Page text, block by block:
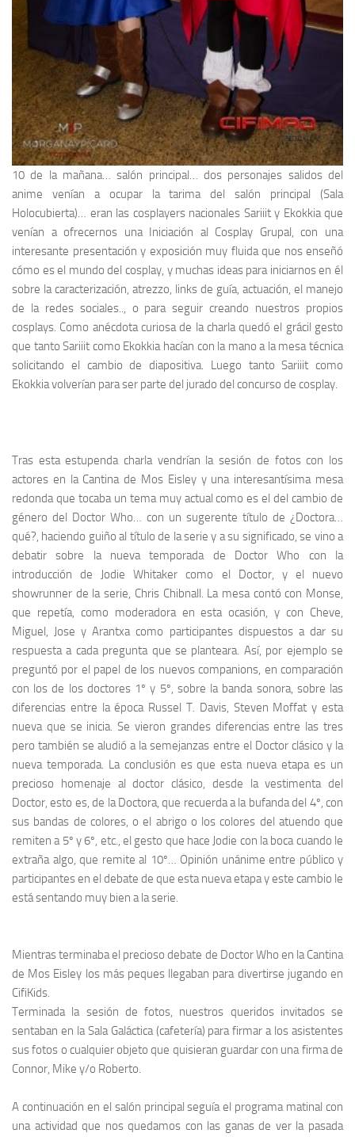
10 de la mañana… salón principal… dos personajes salidos del
anime venían a ocupar la tarima del salón principal (Sala
Holocubierta)… eran las cosplayersnacionales Sariiity Ekokkiaque
venían a ofrecernos una Iniciación al Cosplay Grupal, con una
interesante presentación y exposición muy fluida que nos enseñó
cómo es el mundo del cosplay, y muchas ideas para iniciarnos en él
sobre la caracterización, atrezzo, links de guía, actuación, el manejo
de la redes sociales.., o para seguir creando nuestros propios
cosplays. Como anécdota curiosa de la charla quedó el grácil gesto
que tantoSariiit como Ekokkiahacían con la mano a la mesa técnica
solicitando el cambio de diapositiva. Luego tantoSariiit como
Ekokkiavolverían para ser parte del jurado del concurso de cosplay.
Tras esta estupenda charla vendrían la sesión de fotos con los
actores en la Cantina de Mos Eisleyy una interesantísima mesa
redonda que tocaba un tema muy actual como es el del cambio de
género del Doctor Who… con un sugerente título de ¿Doctora…
qué?, haciendo guiño al título de la serie y a su significado, se vino a
debatir sobre la nueva temporada de Doctor Who con la
introducción de Jodie Whitaker como el Doctor, y el nuevo
showrunner de la serie, Chris Chibnall. La mesa contó con Monse,
que repetía, como moderadora en esta ocasión, y con Cheve,
Miguel, Jose yArantxacomo participantes dispuestos a dar su
respuesta a cada pregunta que se planteara. Así, por ejemplo se
preguntó por el papel de los nuevoscompanions, en comparación
con los de los doctores 1º y 5º, sobre la banda sonora, sobre las
diferencias entre la época Russel T. Davis, Steven Moffat y esta
nueva que se inicia. Se vieron grandes diferencias entre las tres
pero también se aludió a la semejanzas entre el Doctorclásico y la
nueva temporada. La conclusión es que esta nueva etapa es un
precioso homenaje al doctor clásico, desde la vestimenta del
Doctor, esto es, de laDoctora, que recuerda a la bufanda del 4º, con
sus bandas de colores, o el abrigo o los colores del atuendo que
remiten a 5º y 6º, etc., el gesto que hace Jodie con la boca cuando le
extraña algo, que remite al 10º… Opinión unánime entre público y
participantes en el debate de que esta nueva etapa y este cambio le
está sentando muy bien a la serie.
Mientras terminaba el precioso debate de Doctor Who en laCantina
de Mos Eisley los más peques llegaban para divertirse jugando en
CifiKids.
Terminada la sesión de fotos, nuestros queridos invitados se
sentaban en laSala Galáctica(cafetería) para firmar a los asistentes
sus fotos o cualquier objeto que quisieran guardar con una firma de
Connor, Mike y/o Roberto.
A continuación en el salón principal seguía el programa matinal con
una actividad que nos quedamos con las ganas de ver la pasada